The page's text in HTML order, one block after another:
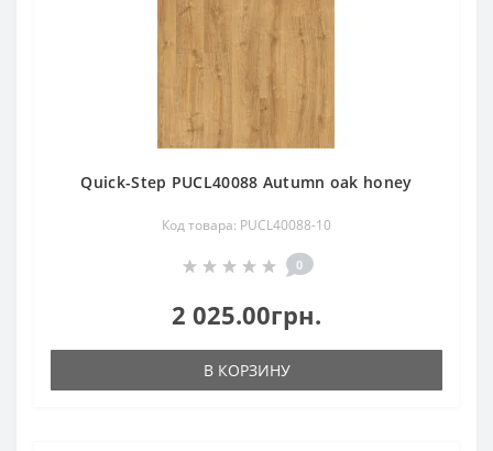
Quick-Step PUCL40088 Autumn oak honey
Код товара: PUCL40088-10
0
2 025.00грн.
В КОРЗИНУ